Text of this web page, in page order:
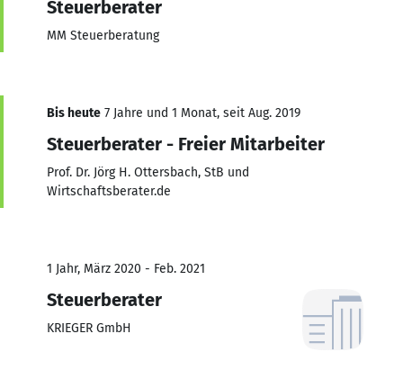
Steuerberater
MM Steuerberatung
Bis heute 7 Jahre und 1 Monat, seit Aug. 2019
Steuerberater - Freier Mitarbeiter
Prof. Dr. Jörg H. Ottersbach, StB und
Wirtschaftsberater.de
1 Jahr, März 2020 - Feb. 2021
Steuerberater
KRIEGER GmbH